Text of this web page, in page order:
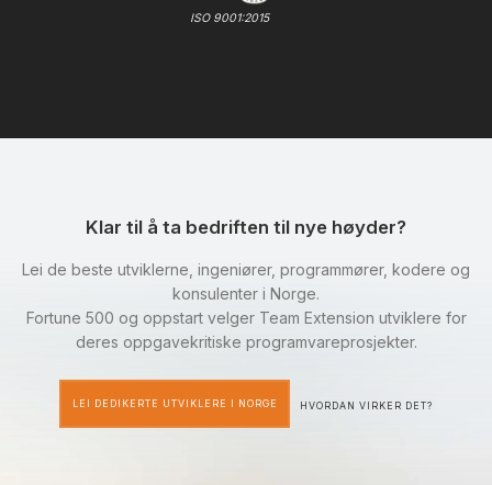
ISO 9001:2015
Klar til å ta bedriften til nye høyder?
Lei de beste utviklerne, ingeniører, programmører, kodere og
konsulenter i Norge.
Fortune 500 og oppstart velger Team Extension utviklere for
deres oppgavekritiske programvareprosjekter.
LEI DEDIKERTE UTVIKLERE I NORGE HVORDAN VIRKER DET?